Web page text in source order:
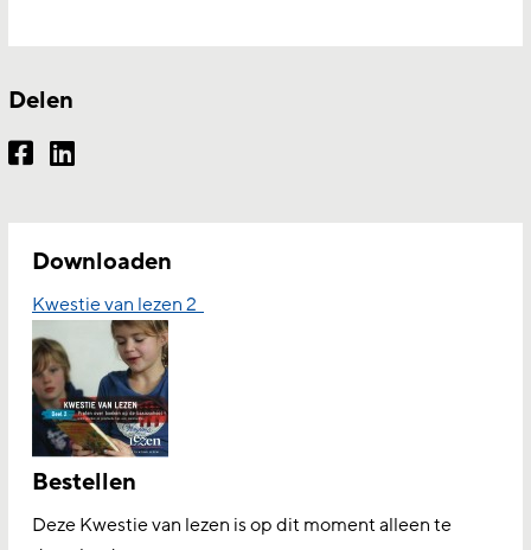
Downloaden
Kwestie van lezen 2
Bestellen
Deze Kwestie van lezen is op dit moment alleen te
Delen